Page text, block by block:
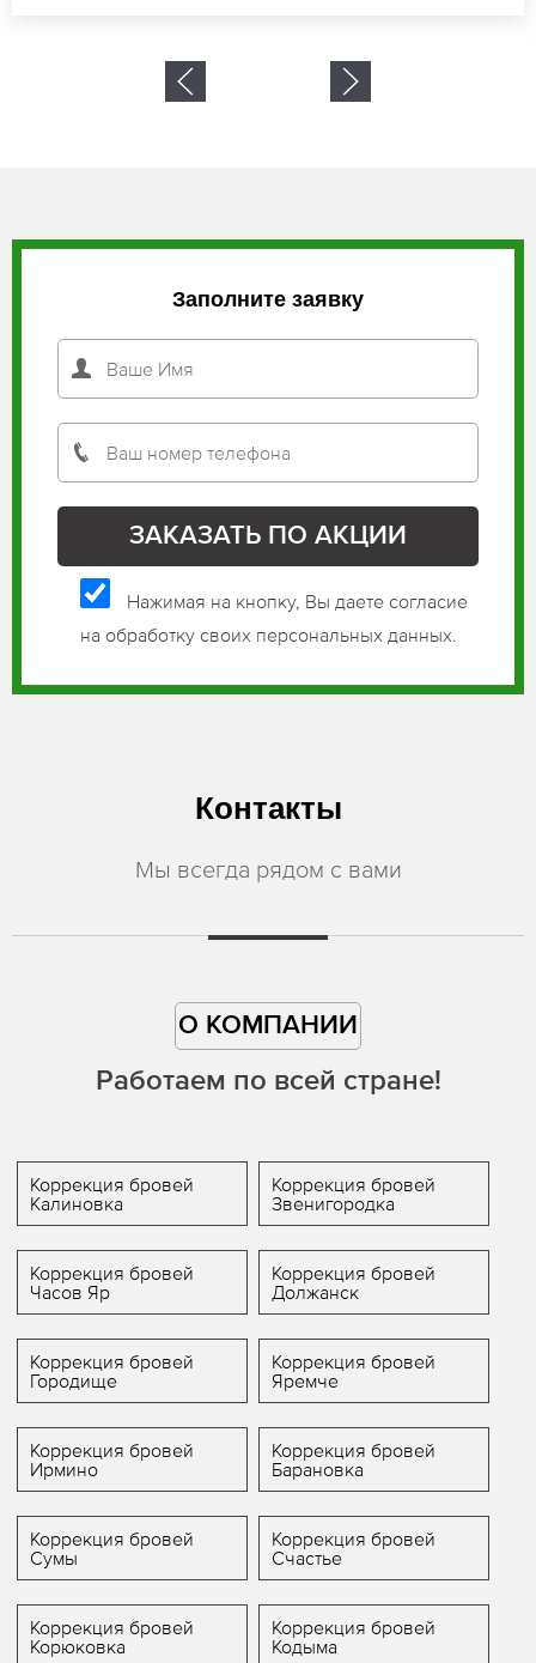
Заполните заявку
Нажимая на кнопку, Вы даете согласие
на обработку своих персональных данных.
Контакты
Мы всегда рядом с вами
О КОМПАНИИ
Работаем по всей стране!
Коррекция бровей
Калиновка
Коррекция бровей
Звенигородка
Коррекция бровей
Часов Яр
Коррекция бровей
Должанск
Коррекция бровей
Городище
Коррекция бровей
Яремче
Коррекция бровей
Ирмино
Коррекция бровей
Барановка
Коррекция бровей
Сумы
Коррекция бровей
Счастье
Коррекция бровей
Корюковка
Коррекция бровей
Кодыма